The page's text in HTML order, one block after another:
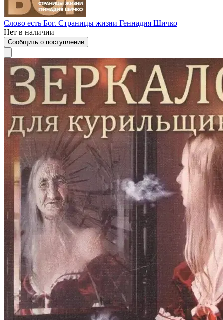
Слово есть Бог. Страницы жизни Геннадия Шичко
Нет в наличии
Сообщить о поступлении